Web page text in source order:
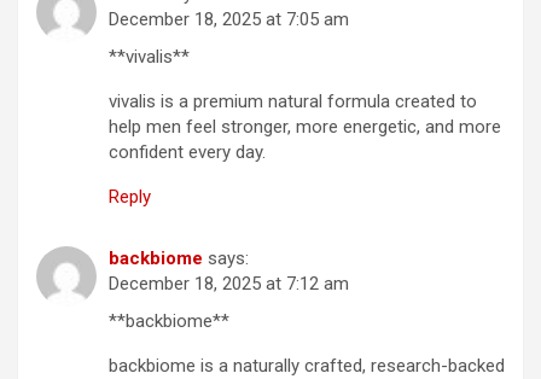
December 18, 2025 at 7:05 am
**vivalis**
vivalis is a premium natural formula created to
help men feel stronger, more energetic, and more
confident every day.
Reply
backbiome says:
December 18, 2025 at 7:12 am
**backbiome**
backbiome is a naturally crafted, research-backed